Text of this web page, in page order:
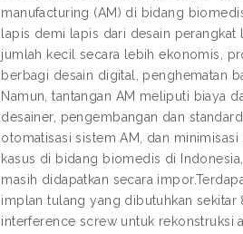
manufacturing (AM) di bidang
lapis demi lapis dari desain
jumlah kecil secara lebih ekonomis,
berbagi desain digital, penghematan
Namun, tantangan AM meliputi biaya
desainer, pengembangan dan
otomatisasi sistem AM, dan
kasus di bidang biomedis di
masih didapatkan secara
implan tulang yang dibutuhkan
interference screw untuk rekonstruksi